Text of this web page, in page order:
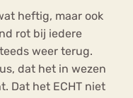
heftig, maar ook
rot bij iedere
weer terug.
dat het in wezen
Dat het ECHT niet